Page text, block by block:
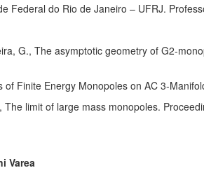
Federal do Rio de Janeiro – UFRJ.
G., The asymptotic geometry of G2-
of Finite Energy Monopoles on AC 3-
limit of large mass monopoles.
Varea